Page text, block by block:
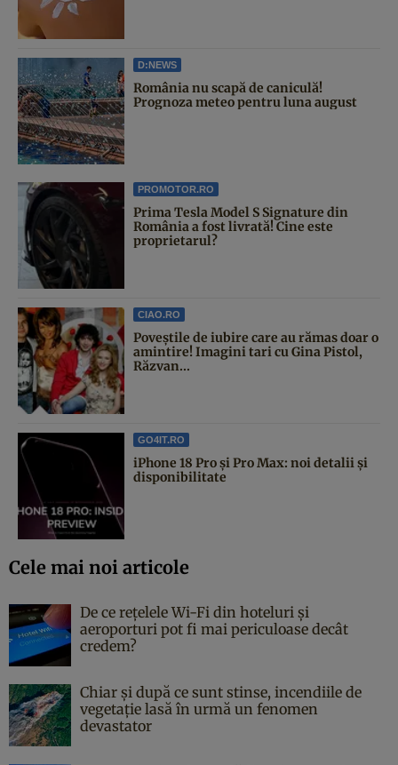
D:NEWS
România nu scapă de caniculă!
Prognoza meteo pentru luna august
PROMOTOR.RO
Prima Tesla Model S Signature din
România a fost livrată! Cine este
proprietarul?
CIAO.RO
Poveştile de iubire care au rămas doar o
amintire! Imagini tari cu Gina Pistol,
Răzvan...
GO4IT.RO
iPhone 18 Pro și Pro Max: noi detalii și
disponibilitate
Cele mai noi articole
De ce rețelele Wi-Fi din hoteluri și
aeroporturi pot fi mai periculoase decât
credem?
Chiar și după ce sunt stinse, incendiile de
vegetație lasă în urmă un fenomen
devastator